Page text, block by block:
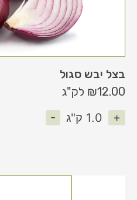
בצל יבש סגול
₪12.00
לק"ג
-
1.0 ק"ג +